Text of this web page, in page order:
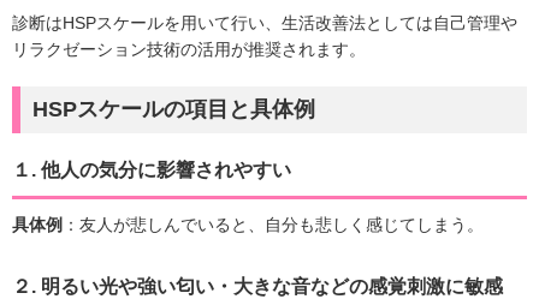
診断はHSPスケールを用いて行い、生活改善法としては自己管理や
リラクゼーション技術の活用が推奨されます。
HSPスケールの項目と具体例
１. 他人の気分に影響されやすい
具体例 ：友人が悲しんでいると、自分も悲しく感じてしまう。
２. 明るい光や強い匂い・大きな音などの感覚刺激に敏感